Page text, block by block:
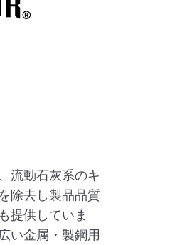
流動石灰系のキ
除去し製品品質
提供していま
い金属・製鋼用